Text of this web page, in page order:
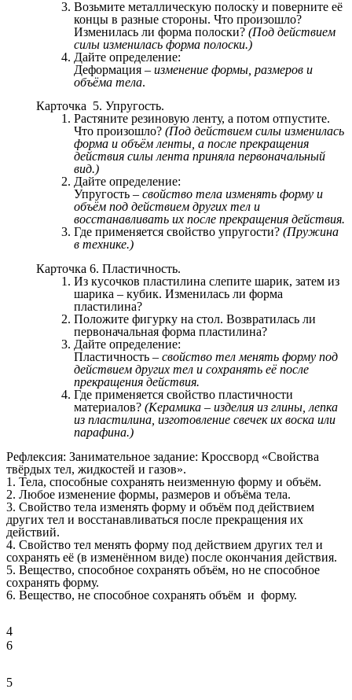
Возьмите металлическую полоску и поверните её
концы в разные стороны. Что произошло?
Изменилась ли форма полоски? (Под действием
силы изменилась форма полоски.)
Дайте определение:
Деформация – изменение формы, размеров и
объёма тела.
Карточка 5. Упругость.
Растяните резиновую ленту, а потом отпустите.
Что произошло? (Под действием силы изменилась
форма и объём ленты, а после прекращения
действия силы лента приняла первоначальный
вид.)
Дайте определение:
Упругость – свойство тела изменять форму и
объём под действием других тел и
восстанавливать их после прекращения действия.
Где применяется свойство упругости? (Пружина
в технике.)
Карточка 6. Пластичность.
Из кусочков пластилина слепите шарик, затем из
шарика – кубик. Изменилась ли форма
пластилина?
Положите фигурку на стол. Возвратилась ли
первоначальная форма пластилина?
Дайте определение:
Пластичность – свойство тел менять форму под
действием других тел и сохранять её после
прекращения действия.
Где применяется свойство пластичности
материалов? (Керамика – изделия из глины, лепка
из пластилина, изготовление свечек их воска или
парафина.)
Рефлексия: Занимательное задание: Кроссворд «Свойства
твёрдых тел, жидкостей и газов».
1. Тела, способные сохранять неизменную форму и объём.
2. Любое изменение формы, размеров и объёма тела.
3. Свойство тела изменять форму и объём под действием
других тел и восстанавливаться после прекращения их
действий.
4. Свойство тел менять форму под действием других тел и
сохранять её (в изменённом виде) после окончания действия.
5. Вещество, способное сохранять объём, но не способное
сохранять форму.
6. Вещество, не способное сохранять объём и форму.
4
6
5